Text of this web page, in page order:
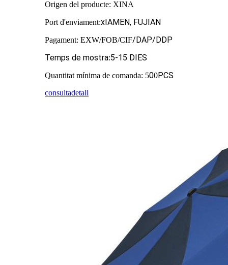
Origen del producte: XINA
Port d'enviament:xIAMEN, FUJIAN
Pagament: EXW/FOB/CIF/DAP/DDP
Temps de mostra:5-15 DIES
Quantitat mínima de comanda: 500PCS
consultadetall